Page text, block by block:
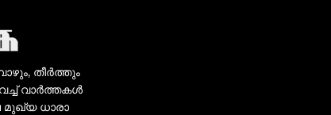
തീർത്തും
വാർത്തകൾ
മുഖ്യ ധാരാ